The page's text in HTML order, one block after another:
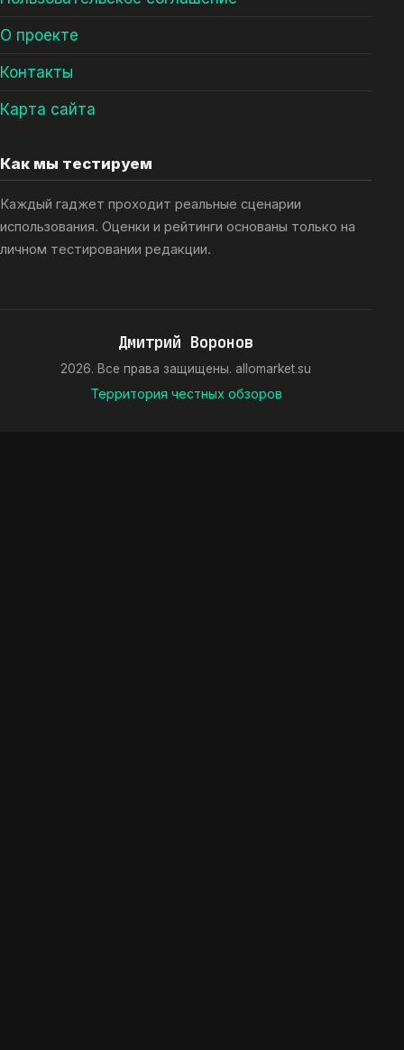
О проекте
Контакты
Карта сайта
Как мы тестируем
Каждый гаджет проходит реальные сценарии
использования. Оценки и рейтинги основаны только на
личном тестировании редакции.
Дмитрий Воронов
2026. Все права защищены. allomarket.su
Территория честных обзоров